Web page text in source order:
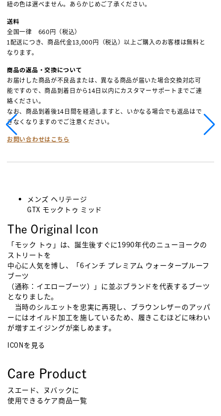
紐の色は選べません。あらかじめご了承ください。
送料
全国一律 660円（税込）
1配送につき、商品代金13,000円（税込）以上ご購入のお客様は無料と
なります。
商品の返品・交換について
お届けした商品が不良品または、異なる商品が届いた場合交換対応可
能ですので、商品到着日から14日以内にカスタマーサポートまでご連
絡ください。
なお、商品到着後14日間を経過しますと、いかなる場合でも返品はで
きなくなりますのでご注意ください。
お問い合わせはこちら
メンズ ヘリテージ
GTX モックトゥ ミッド
The Original Icon
「モック トゥ」は、誕生後すぐに1990年代のニューヨークの
ストリートを
中心に人気を博し、「6インチ プレミアム ウォータープルーフ
ブーツ
（通称：イエローブーツ）」に並ぶブランドを代表するブーツ
となりました。
当時のシルエットを忠実に再現し、ブラウンレザーのアッパ
ーにはオイルド加工を施しているため、履きこむほどに味わい
が増すエイジングが楽しめます。
ICONを見る
Care Product
スエード、ヌバックに
使用できるケア商品一覧